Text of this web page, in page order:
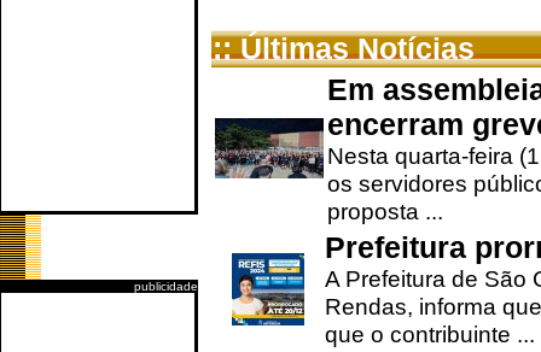
publicidade
:: Últimas Notícias
Em
encerram
Nesta quarta-feira
os servidores
proposta ...
Prefeitura
A Prefeitura de São
Rendas, informa
que o contribuinte ...